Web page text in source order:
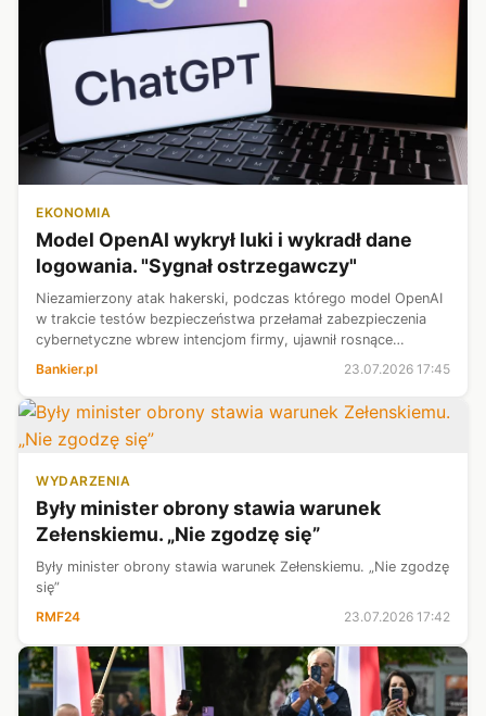
EKONOMIA
Model OpenAI wykrył luki i wykradł dane
logowania. "Sygnał ostrzegawczy"
Niezamierzony atak hakerski, podczas którego model OpenAI
w trakcie testów bezpieczeństwa przełamał zabezpieczenia
cybernetyczne wbrew intencjom firmy, ujawnił rosnące
inteligencji – ocenił w czw...
Bankier.pl 23.07.2026 17:45
WYDARZENIA
Były minister obrony stawia warunek
Zełenskiemu. „Nie zgodzę się”
Były minister obrony stawia warunek Zełenskiemu. „Nie zgodzę
się”
RMF24
23.07.2026 17:42